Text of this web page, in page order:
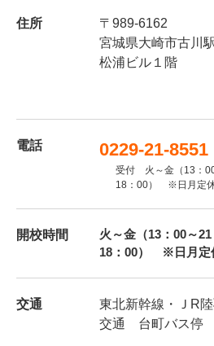
住所
〒989-6162
宮城県大崎市古川
松浦ビル１階
電話 0229-21-8551
受付 火～金（13：
18：00） ※日月定
開校時間
火～金（13：00～
18：00） ※日月定
交通
東北新幹線・ＪR
交通 台町バス停